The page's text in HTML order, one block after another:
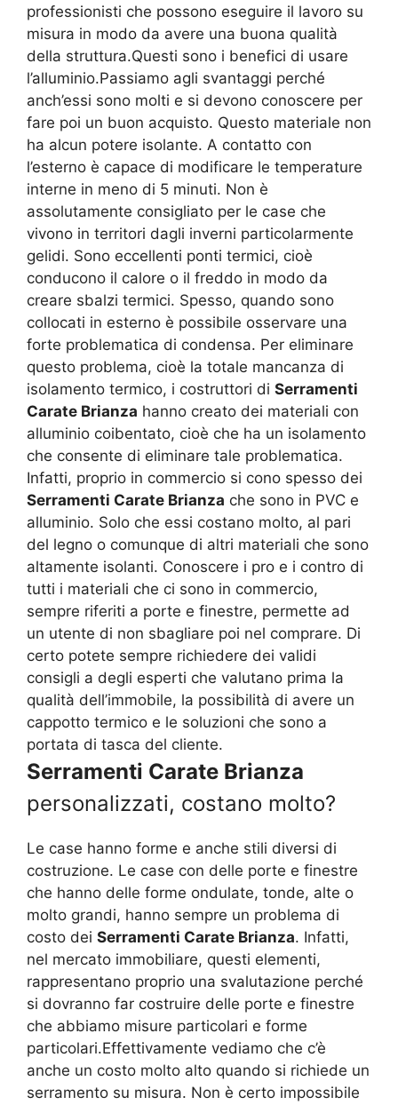
professionisti che possono eseguire il lavoro su
misura in modo da avere una buona qualità
della struttura.Questi sono i benefici di usare
l’alluminio.Passiamo agli svantaggi perché
anch’essi sono molti e si devono conoscere per
fare poi un buon acquisto. Questo materiale non
ha alcun potere isolante. A contatto con
l’esterno è capace di modificare le temperature
interne in meno di 5 minuti. Non è
assolutamente consigliato per le case che
vivono in territori dagli inverni particolarmente
gelidi. Sono eccellenti ponti termici, cioè
conducono il calore o il freddo in modo da
creare sbalzi termici. Spesso, quando sono
collocati in esterno è possibile osservare una
forte problematica di condensa. Per eliminare
questo problema, cioè la totale mancanza di
isolamento termico, i costruttori di Serramenti
Carate Brianza hanno creato dei materiali con
alluminio coibentato, cioè che ha un isolamento
che consente di eliminare tale problematica.
Infatti, proprio in commercio si cono spesso dei
Serramenti Carate Brianza che sono in PVC e
alluminio. Solo che essi costano molto, al pari
del legno o comunque di altri materiali che sono
altamente isolanti. Conoscere i pro e i contro di
tutti i materiali che ci sono in commercio,
sempre riferiti a porte e finestre, permette ad
un utente di non sbagliare poi nel comprare. Di
certo potete sempre richiedere dei validi
consigli a degli esperti che valutano prima la
qualità dell’immobile, la possibilità di avere un
cappotto termico e le soluzioni che sono a
portata di tasca del cliente.
Serramenti Carate Brianza
personalizzati, costano molto?
Le case hanno forme e anche stili diversi di
costruzione. Le case con delle porte e finestre
che hanno delle forme ondulate, tonde, alte o
molto grandi, hanno sempre un problema di
costo dei Serramenti Carate Brianza. Infatti,
nel mercato immobiliare, questi elementi,
rappresentano proprio una svalutazione perché
si dovranno far costruire delle porte e finestre
che abbiamo misure particolari e forme
particolari.Effettivamente vediamo che c’è
anche un costo molto alto quando si richiede un
serramento su misura. Non è certo impossibile